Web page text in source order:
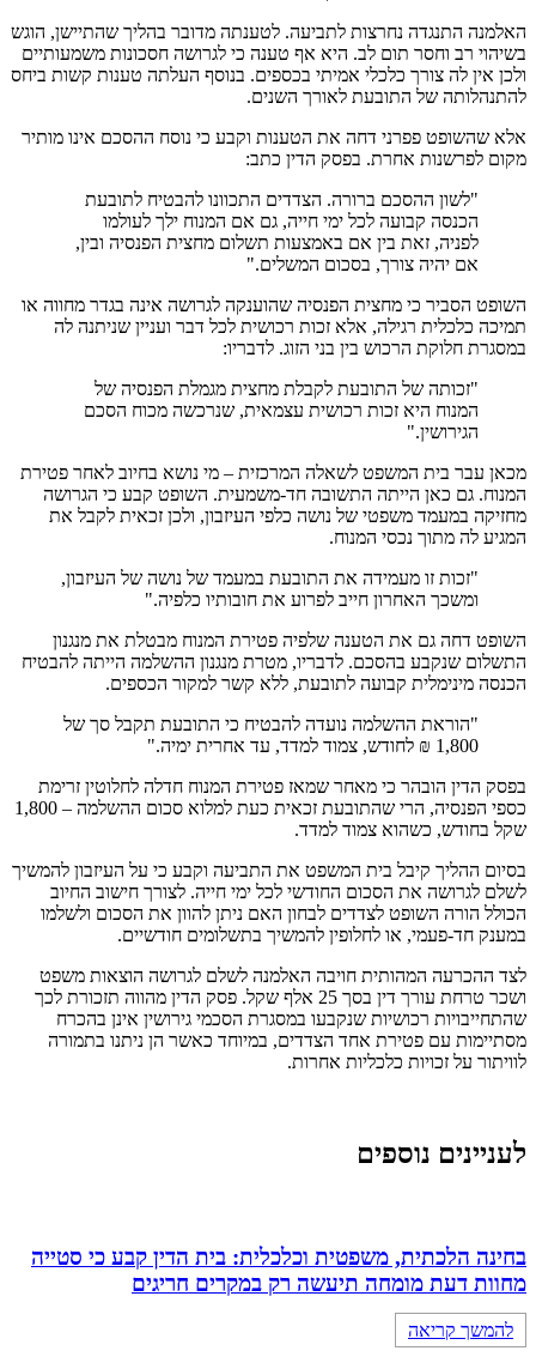
האלמנה התנגדה נחרצות לתביעה. לטענתה מדובר בהליך שהתיישן, הוגש
בשיהוי רב וחסר תום לב. היא אף טענה כי לגרושה חסכונות משמעותיים
ולכן אין לה צורך כלכלי אמיתי בכספים. בנוסף העלתה טענות קשות ביחס
להתנהלותה של התובעת לאורך השנים.
אלא שהשופט פפרני דחה את הטענות וקבע כי נוסח ההסכם אינו מותיר
מקום לפרשנות אחרת. בפסק הדין כתב:
"לשון ההסכם ברורה. הצדדים התכוונו להבטיח לתובעת
הכנסה קבועה לכל ימי חייה, גם אם המנוח ילך לעולמו
לפניה, זאת בין אם באמצעות תשלום מחצית הפנסיה ובין,
אם יהיה צורך, בסכום המשלים."
השופט הסביר כי מחצית הפנסיה שהוענקה לגרושה אינה בגדר מחווה או
תמיכה כלכלית רגילה, אלא זכות רכושית לכל דבר ועניין שניתנה לה
במסגרת חלוקת הרכוש בין בני הזוג. לדבריו:
"זכותה של התובעת לקבלת מחצית מגמלת הפנסיה של
המנוח היא זכות רכושית עצמאית, שנרכשה מכוח הסכם
הגירושין."
מכאן עבר בית המשפט לשאלה המרכזית – מי נושא בחיוב לאחר פטירת
המנוח. גם כאן הייתה התשובה חד-משמעית. השופט קבע כי הגרושה
מחזיקה במעמד משפטי של נושה כלפי העיזבון, ולכן זכאית לקבל את
המגיע לה מתוך נכסי המנוח.
"זכות זו מעמידה את התובעת במעמד של נושה של העיזבון,
ומשכך האחרון חייב לפרוע את חובותיו כלפיה."
השופט דחה גם את הטענה שלפיה פטירת המנוח מבטלת את מנגנון
התשלום שנקבע בהסכם. לדבריו, מטרת מנגנון ההשלמה הייתה להבטיח
הכנסה מינימלית קבועה לתובעת, ללא קשר למקור הכספים.
"הוראת ההשלמה נועדה להבטיח כי התובעת תקבל סך של
1,800 ₪ לחודש, צמוד למדד, עד אחרית ימיה."
בפסק הדין הובהר כי מאחר שמאז פטירת המנוח חדלה לחלוטין זרימת
כספי הפנסיה, הרי שהתובעת זכאית כעת למלוא סכום ההשלמה – 1,800
שקל בחודש, כשהוא צמוד למדד.
בסיום ההליך קיבל בית המשפט את התביעה וקבע כי על העיזבון להמשיך
לשלם לגרושה את הסכום החודשי לכל ימי חייה. לצורך חישוב החיוב
הכולל הורה השופט לצדדים לבחון האם ניתן להוון את הסכום ולשלמו
במענק חד-פעמי, או לחלופין להמשיך בתשלומים חודשיים.
לצד ההכרעה המהותית חויבה האלמנה לשלם לגרושה הוצאות משפט
ושכר טרחת עורך דין בסך 25 אלף שקל. פסק הדין מהווה תזכורת לכך
שהתחייבויות רכושיות שנקבעו במסגרת הסכמי גירושין אינן בהכרח
מסתיימות עם פטירת אחד הצדדים, במיוחד כאשר הן ניתנו בתמורה
לוויתור על זכויות כלכליות אחרות.
לעניינים נוספים
בחינה הלכתית, משפטית וכלכלית: בית הדין קבע כי סטייה
מחוות דעת מומחה תיעשה רק במקרים חריגים
להמשך קריאה